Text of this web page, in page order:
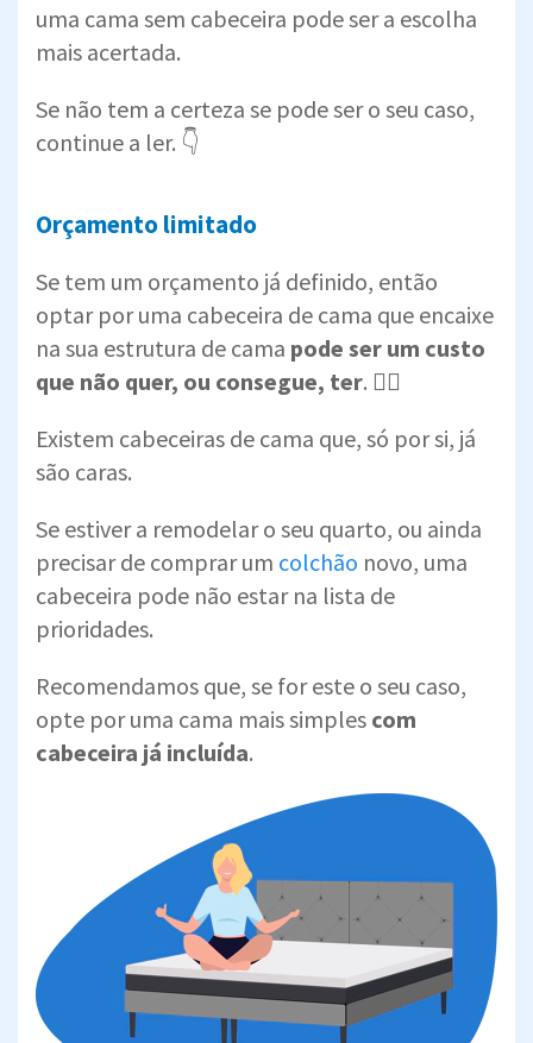
uma cama sem cabeceira pode ser a escolha
mais acertada.
Se não tem a certeza se pode ser o seu caso,
continue a ler. 👇
Orçamento limitado
Se tem um orçamento já definido, então
optar por uma cabeceira de cama que encaixe
na sua estrutura de cama pode ser um custo
que não quer, ou consegue, ter. 🙅‍♂️
Existem cabeceiras de cama que, só por si, já
são caras.
Se estiver a remodelar o seu quarto, ou ainda
precisar de comprar um colchão novo, uma
cabeceira pode não estar na lista de
prioridades.
Recomendamos que, se for este o seu caso,
opte por uma cama mais simples com
cabeceira já incluída.